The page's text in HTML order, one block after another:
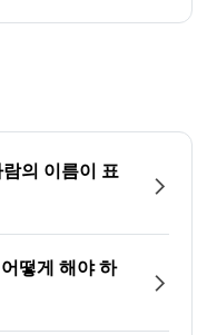
의 이름이 표
떻게 해야 하